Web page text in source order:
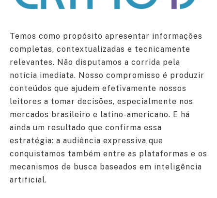
Temos como propósito apresentar informações
completas, contextualizadas e tecnicamente
relevantes. Não disputamos a corrida pela
notícia imediata. Nosso compromisso é produzir
conteúdos que ajudem efetivamente nossos
leitores a tomar decisões, especialmente nos
mercados brasileiro e latino-americano. E há
ainda um resultado que confirma essa
estratégia: a audiência expressiva que
conquistamos também entre as plataformas e os
mecanismos de busca baseados em inteligência
artificial.